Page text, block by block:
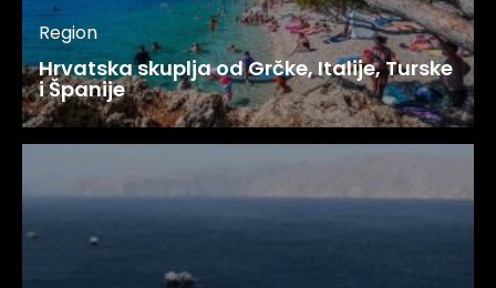
Region
Hrvatska skuplja od Grčke, Italije, Turske
i Španije